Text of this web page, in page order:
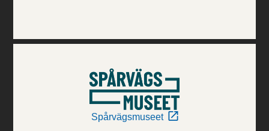
Spårvägsmuseet